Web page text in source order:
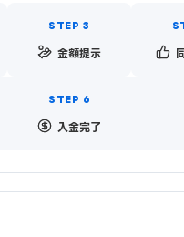
金額提示
入金完了